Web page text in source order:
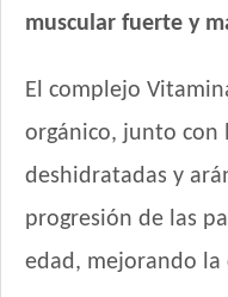
muscular fuerte y
El complejo
orgánico, junto con
deshidratadas y
progresión de las
edad, mejorando la